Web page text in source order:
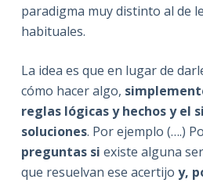
paradigma muy distinto al de
habituales.
La idea es que en lugar de
cómo hacer algo,
reglas lógicas y hechos y el
soluciones. Por ejemplo (….)
preguntas si existe alguna
que resuelvan ese acertijo y,